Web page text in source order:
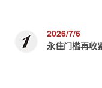
2026/7/6
永住门槛再收